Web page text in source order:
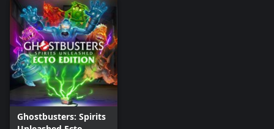
Ghostbusters: Spirits